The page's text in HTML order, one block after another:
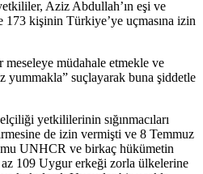
Aziz Abdullah’ın eşi ve
173 kişinin Türkiye’ye uçmasına izin
müdahale etmekle ve
yummakla” suçlayarak buna şiddetle
yetkililerinin sığınmacıları
de izin vermişti ve 8 Temmuz
UNHCR ve birkaç hükümetin
109 Uygur erkeği zorla ülkelerine